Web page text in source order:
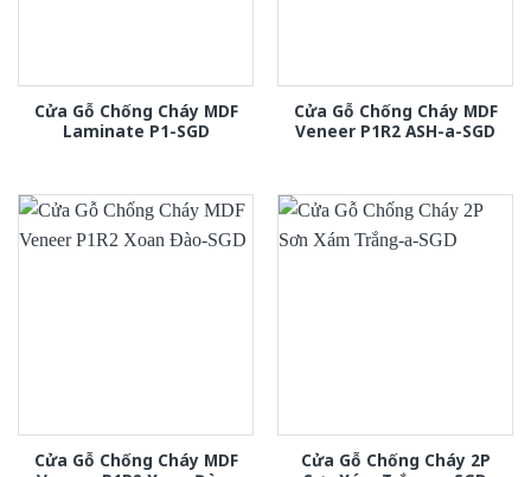
Cửa Gỗ Chống Cháy MDF
Laminate P1-SGD
Cửa Gỗ Chống Cháy MDF
Veneer P1R2 ASH-a-SGD
Cửa Gỗ Chống Cháy MDF
Cửa Gỗ Chống Cháy 2P